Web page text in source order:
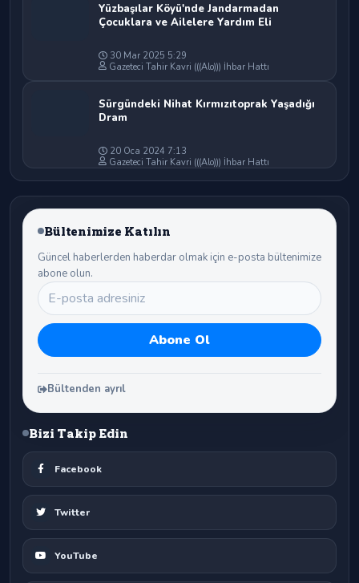
Yüzbaşılar Köyü'nde Jandarmadan
Çocuklara ve Ailelere Yardım Eli
30 Mar 2025 5:29
Gazeteci Tahir Kavri (((Alo))) İhbar Hattı
Sürgündeki Nihat Kırmızıtoprak Yaşadığı
Dram
20 Oca 2024 7:13
Gazeteci Tahir Kavri (((Alo))) İhbar Hattı
Bültenimize Katılın
Güncel haberlerden haberdar olmak için e-posta bültenimize
abone olun.
Bültenden ayrıl
Bizi Takip Edin
Facebook
Twitter
YouTube